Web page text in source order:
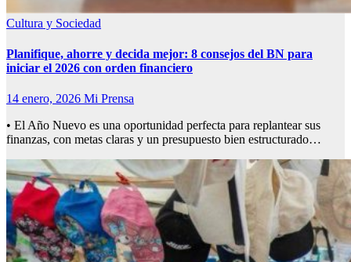
Cultura y Sociedad
Planifique, ahorre y decida mejor: 8 consejos del BN para
iniciar el 2026 con orden financiero
14 enero, 2026 Mi Prensa
• El Año Nuevo es una oportunidad perfecta para replantear sus
finanzas, con metas claras y un presupuesto bien estructurado…